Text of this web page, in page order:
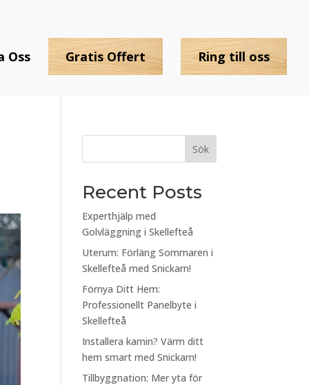
Oss Gratis Offert Ring till oss
Sök
Recent Posts
Experthjälp med
Golvläggning i Skellefteå
Uterum: Förläng Sommaren i
Skellefteå med Snickarn!
Förnya Ditt Hem:
Professionellt Panelbyte i
Skellefteå
Installera kamin? Värm ditt
hem smart med Snickarn!
Tillbyggnation: Mer yta för